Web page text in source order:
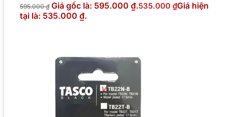
595.000₫ Giá gốc là: 595.000 ₫.535.000 ₫Giá hiện
tại là: 535.000 ₫.